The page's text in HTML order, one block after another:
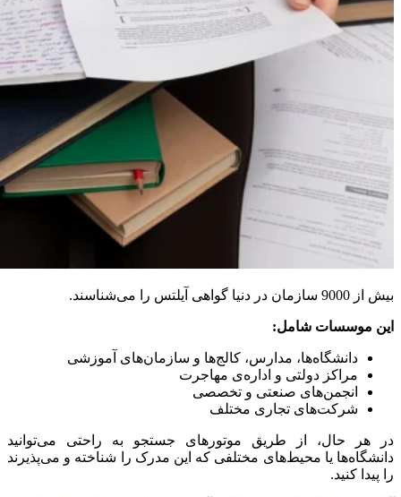
بیش از 9000 سازمان در دنیا گواهی آیلتس را می‌شناسند.
این موسسات شامل:
دانشگاه‌ها، مدارس، کالج‌ها و سازمان‌های آموزشی
مراکز دولتی و اداره‌ی مهاجرت
انجمن‌های صنعتی و تخصصی
شرکت‌های تجاری مختلف
در هر حال، از طریق موتورهای جستجو به راحتی می‌توانید
دانشگاه‌ها یا محیط‌های مختلفی که این مدرک را شناخته و می‌پذیرند
را پیدا کنید.